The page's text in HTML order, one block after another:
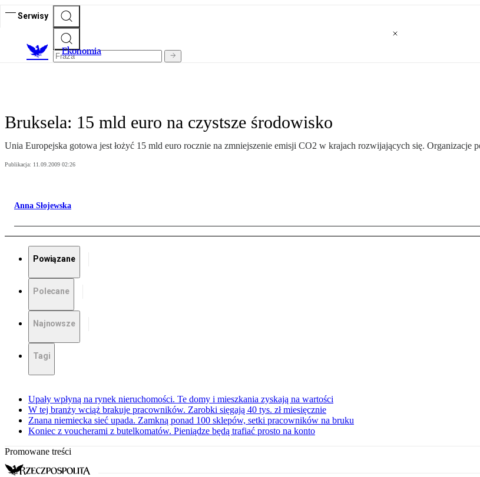
Serwisy
Ekonomia
Bruksela: 15 mld euro na czystsze środowisko
Unia Europejska gotowa jest łożyć 15 mld euro rocznie na zmniejszenie emisji CO2 w krajach rozwijających się. Organizacje
Publikacja: 11.09.2009 02:26
Anna Słojewska
Powiązane
Polecane
Najnowsze
Tagi
Upały wpłyną na rynek nieruchomości. Te domy i mieszkania zyskają na wartości
W tej branży wciąż brakuje pracowników. Zarobki sięgają 40 tys. zł miesięcznie
Znana niemiecka sieć upada. Zamkną ponad 100 sklepów, setki pracowników na bruku
Koniec z voucherami z butelkomatów. Pieniądze będą trafiać prosto na konto
Promowane treści